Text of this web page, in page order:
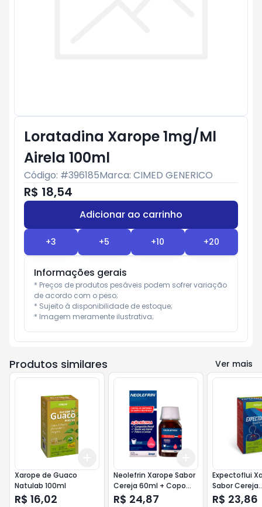
Loratadina Xarope 1mg/Ml
Airela 100ml
Código: #396185Marca: CIMED GENERICO
R$ 18,54
Adicionar ao carrinho
+3 +5 +10 +20
Informações gerais
* Preços de produtos pesáveis podem sofrer variação
de acordo com o peso;
* Sujeito à disponibilidade de estoque;
* Imagem meramente ilustrativa;
Produtos similares Ver mais
+10
Add
Xarope de Guaco
Natulab 100ml
R$ 16,02
Add
Neolefrin Xarope Sabor
Cereja 60ml + Copo
Dosador
R$ 24,87
Expectoflui
Sabor Cereja
13,33mg/ml
R$ 23,86